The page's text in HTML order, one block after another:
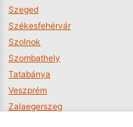
Szeged
Székesfehérvár
Szolnok
Szombathely
Tatabánya
Veszprém
Zalaegerszeg